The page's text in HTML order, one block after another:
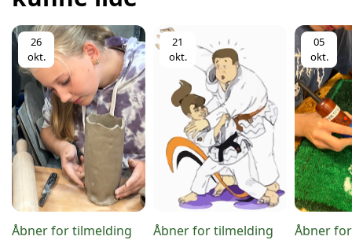
26
okt.
Åbner for tilmelding
21
okt.
Åbner for tilmelding
05
okt.
Åbner